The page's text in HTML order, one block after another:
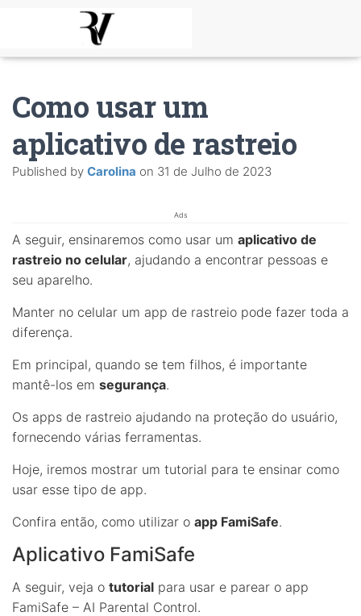
Como usar um
aplicativo de rastreio
Published by Carolina on 31 de Julho de 2023
Ads
A seguir, ensinaremos como usar um aplicativo de
rastreio no celular, ajudando a encontrar pessoas e
seu aparelho.
Manter no celular um app de rastreio pode fazer toda a
diferença.
Em principal, quando se tem filhos, é importante
mantê-los em segurança.
Os apps de rastreio ajudando na proteção do usuário,
fornecendo várias ferramentas.
Hoje, iremos mostrar um tutorial para te ensinar como
usar esse tipo de app.
Confira então, como utilizar o app FamiSafe.
Aplicativo FamiSafe
A seguir, veja o tutorial para usar e parear o app
FamiSafe – AI Parental Control.